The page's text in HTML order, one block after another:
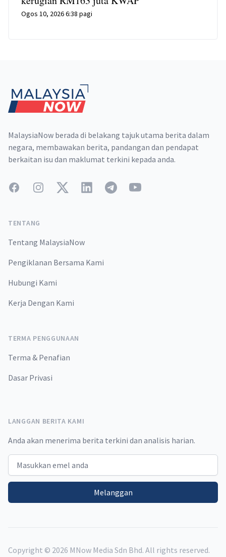
Ogos 10, 2026 6:38 pagi
MalaysiaNow berada di belakang tajuk utama berita dalam
negara, membawakan berita, pandangan dan pendapat
berkaitan isu dan maklumat terkini kepada anda.
FacebookInstagramTwitterLinkedInTelegramYouTube
TENTANG
Tentang MalaysiaNow
Pengiklanan Bersama Kami
Hubungi Kami
Kerja Dengan Kami
TERMA PENGGUNAAN
Terma & Penafian
Dasar Privasi
LANGGAN BERITA KAMI
Anda akan menerima berita terkini dan analisis harian.
Email address
Melanggan
Copyright © 2026 MNow Media Sdn Bhd. All rights reserved.